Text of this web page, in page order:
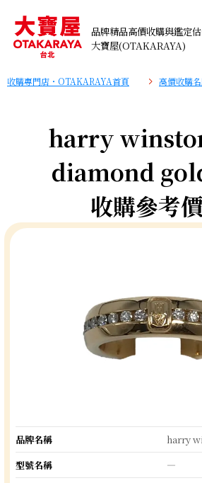
品牌精品高價收購與鑑定
大寶屋(OTAKARAYA)
收購專門店・OTAKARAYA首頁 高價收購
harry
diamond
收購參考
品牌名稱
harry
型號名稱
―